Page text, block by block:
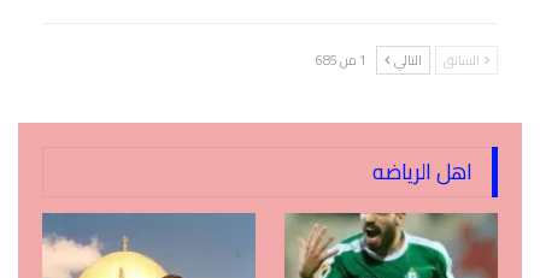
السابق التالي 1 من 685
اهل الرياضه